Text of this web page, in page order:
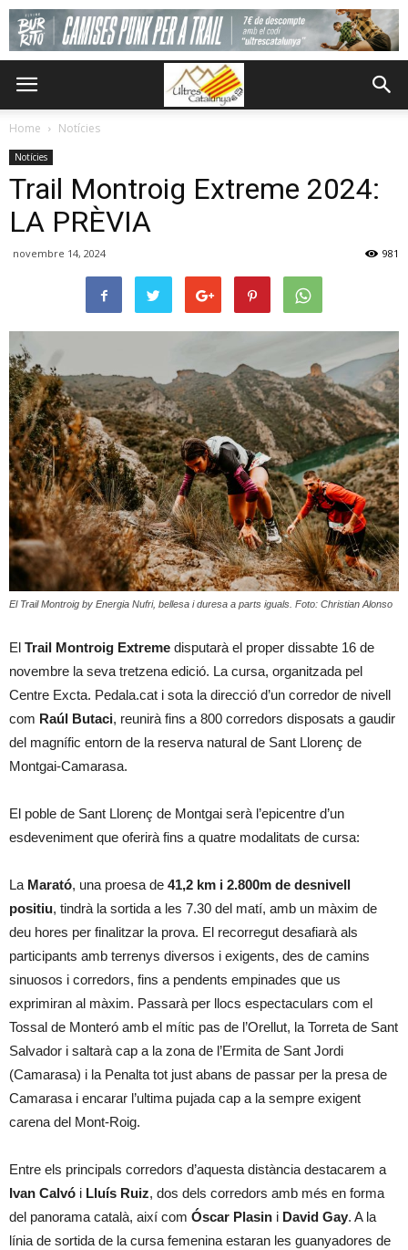
Home Notícies
Notícies
Trail Montroig Extreme 2024:
LA PRÈVIA
novembre 14, 2024 981
El Trail Montroig by Energia Nufri, bellesa i duresa a parts iguals. Foto: Christian Alonso
El Trail Montroig Extreme disputarà el proper dissabte 16 de
novembre la seva tretzena edició. La cursa, organitzada pel
Centre Excta. Pedala.cat i sota la direcció d’un corredor de nivell
com Raúl Butaci, reunirà fins a 800 corredors disposats a gaudir
del magnífic entorn de la reserva natural de Sant Llorenç de
Montgai-Camarasa.
El poble de Sant Llorenç de Montgai serà l’epicentre d’un
esdeveniment que oferirà fins a quatre modalitats de cursa:
La Marató, una proesa de 41,2 km i 2.800m de desnivell
positiu, tindrà la sortida a les 7.30 del matí, amb un màxim de
deu hores per finalitzar la prova. El recorregut desafiarà als
participants amb terrenys diversos i exigents, des de camins
sinuosos i corredors, fins a pendents empinades que us
exprimiran al màxim. Passarà per llocs espectaculars com el
Tossal de Monteró amb el mític pas de l’Orellut, la Torreta de Sant
Salvador i saltarà cap a la zona de l’Ermita de Sant Jordi
(Camarasa) i la Penalta tot just abans de passar per la presa de
Camarasa i encarar l’ultima pujada cap a la sempre exigent
carena del Mont-Roig.
Entre els principals corredors d’aquesta distància destacarem a
Ivan Calvó i Lluís Ruiz, dos dels corredors amb més en forma
del panorama català, així com Óscar Plasin i David Gay. A la
línia de sortida de la cursa femenina estaran les guanyadores de